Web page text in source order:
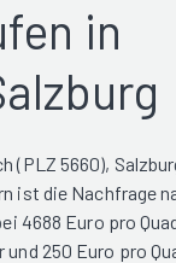
in
(PLZ 5660),
ist die Nachfrage
4688 Euro pro
250 Euro pro